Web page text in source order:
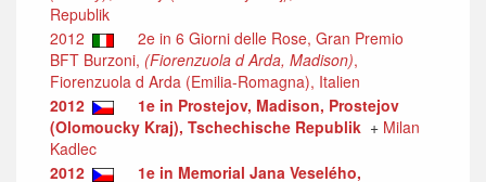
Republik
2012
2e in 6 Giorni delle Rose, Gran Premio
BFT Burzoni, (Fiorenzuola d Arda, Madison),
Fiorenzuola d Arda (Emilia-Romagna), Italien
2012
1e in Prostejov, Madison, Prostejov
(Olomoucky Kraj), Tschechische Republik + Milan
Kadlec
2012
1e in Memorial Jana Veselého,